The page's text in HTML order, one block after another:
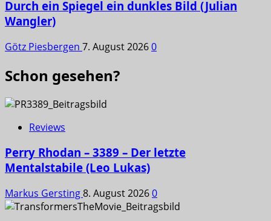
Durch ein Spiegel ein dunkles Bild (Julian
Wangler)
Götz Piesbergen 7. August 20260
Schon gesehen?
Reviews
Perry Rhodan – 3389 – Der letzte
Mentalstabile (Leo Lukas)
Markus Gersting8. August 20260